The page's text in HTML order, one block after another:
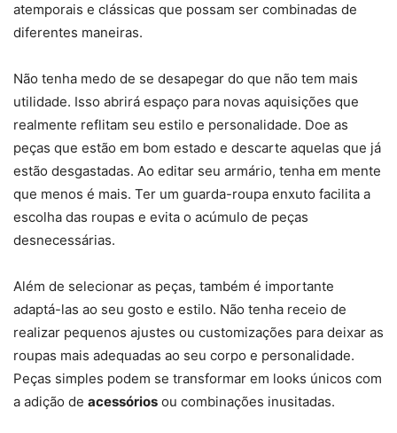
atemporais e clássicas que possam ser combinadas de
diferentes maneiras.
Não tenha medo de se desapegar do que não tem mais
utilidade. Isso abrirá espaço para novas aquisições que
realmente reflitam seu estilo e personalidade. Doe as
peças que estão em bom estado e descarte aquelas que já
estão desgastadas. Ao editar seu armário, tenha em mente
que menos é mais. Ter um guarda-roupa enxuto facilita a
escolha das roupas e evita o acúmulo de peças
desnecessárias.
Além de selecionar as peças, também é importante
adaptá-las ao seu gosto e estilo. Não tenha receio de
realizar pequenos ajustes ou customizações para deixar as
roupas mais adequadas ao seu corpo e personalidade.
Peças simples podem se transformar em looks únicos com
a adição de acessórios ou combinações inusitadas.